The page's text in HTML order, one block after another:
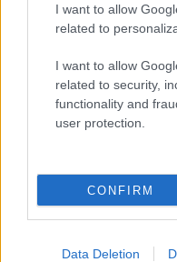
I want to allow
related to
I want to allow
related to security,
functionality and
user protection.
CONFIRM
Data Deletion